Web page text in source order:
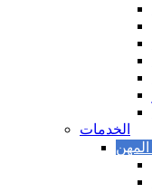
الخدمات